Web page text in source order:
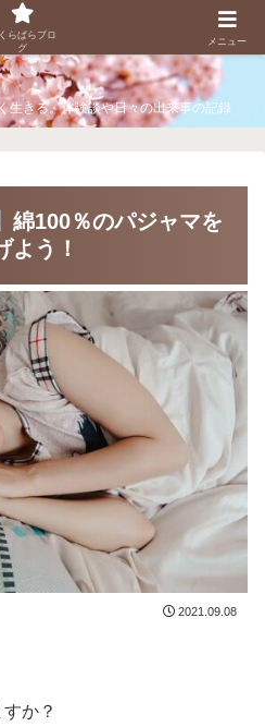
ぱらブログ
生きる。体験談や日々の出来事の記録
綿100％のパジャマを
よう！
2021.09.08
か？
らぱらブロ
グ
メニュー